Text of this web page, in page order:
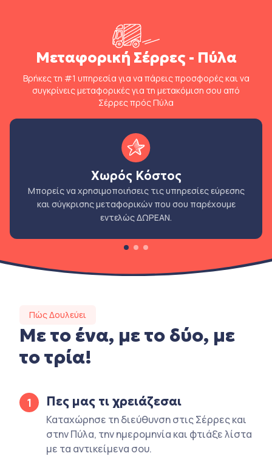
Μεταφορική Σέρρες - Πύλα
Βρήκες τη #1 υπηρεσία για να πάρεις προσφορές και να
συγκρίνεις μεταφορικές για τη μετακόμιση σου από
Σέρρες πρός Πύλα
Χωρός Κόστος
Μπορείς να χρησιμοποιήσεις τις υπηρεσίες εύρεσης
και σύγκρισης μεταφορικών που σου παρέχουμε
εντελώς ΔΩΡΕΑΝ.
Πώς Δουλεύει
Με το ένα, με το δύο, με
το τρία!
1 Πες μας τι χρειάζεσαι
Καταχώρησε τη διεύθυνση στις Σέρρες και
στην Πύλα, την ημερομηνία και φτιάξε λίστα
με τα αντικείμενα σου.